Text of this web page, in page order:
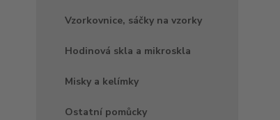
Vzorkovnice, sáčky na vzorky
Hodinová skla a mikroskla
Misky a kelímky
Ostatní pomůcky